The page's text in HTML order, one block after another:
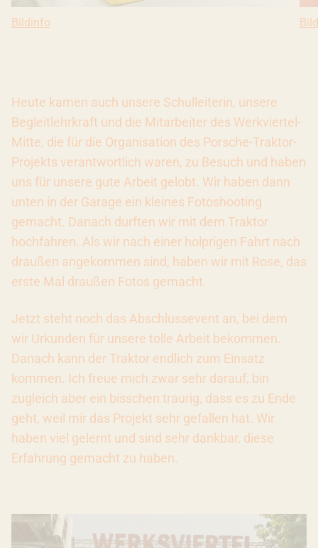
Bildinfo: Copyright: URKERN, Ivana Bilz
Bildinfo
Heute kamen auch unsere Schulleiterin, unsere
Begleitlehrkraft und die Mitarbeiter des Werkviertel-
Mitte, die für die Organisation des Porsche-Traktor-
Projekts verantwortlich waren, zu Besuch und haben
uns für unsere gute Arbeit gelobt. Wir haben dann
unten in der Garage ein kleines Fotoshooting
gemacht. Danach durften wir mit dem Traktor
hochfahren. Als wir nach einer holprigen Fahrt nach
draußen angekommen sind, haben wir mit Rose, das
erste Mal draußen Fotos gemacht.
Jetzt steht noch das Abschlussevent an, bei dem
wir Urkunden für unsere tolle Arbeit bekommen.
Danach kann der Traktor endlich zum Einsatz
kommen. Ich freue mich zwar sehr darauf, bin
zugleich aber ein bisschen traurig, dass es zu Ende
geht, weil mir das Projekt sehr gefallen hat. Wir
haben viel gelernt und sind sehr dankbar, diese
Erfahrung gemacht zu haben.